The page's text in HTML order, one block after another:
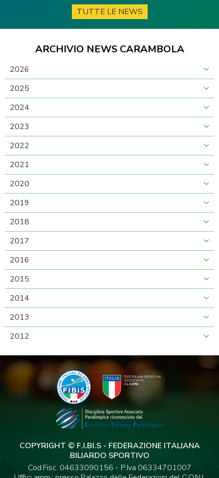
TUTTE LE NEWS
ARCHIVIO NEWS CARAMBOLA
2026
2025
2024
2023
2022
2021
2020
2019
2018
2017
2016
2015
2014
2013
2012
COPYRIGHT © F.I.BI.S - FEDERAZIONE ITALIANA
BILIARDO SPORTIVO
Cod.Fisc. 04633090156 - P.Iva 06334701007